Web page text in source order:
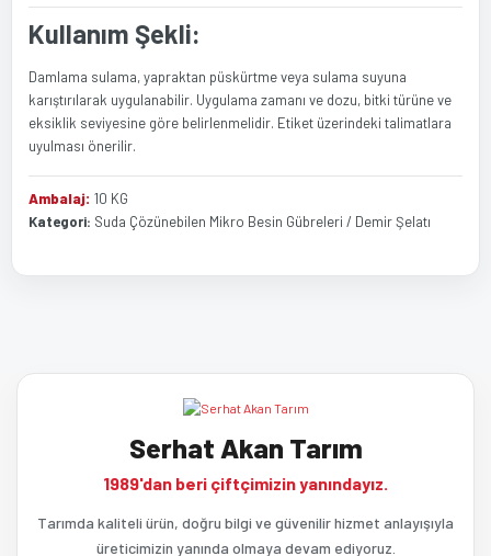
Kullanım Şekli:
Damlama sulama, yapraktan püskürtme veya sulama suyuna
karıştırılarak uygulanabilir. Uygulama zamanı ve dozu, bitki türüne ve
eksiklik seviyesine göre belirlenmelidir. Etiket üzerindeki talimatlara
uyulması önerilir.
Ambalaj: 10 KG
Kategori: Suda Çözünebilen Mikro Besin Gübreleri / Demir Şelatı
Yorum Yaz
Görüş ve önerileriniz için teşekkür ederiz.
Ürün resmi kalitesiz, bozuk veya görüntülenemiyor.
Ürün açıklamasında eksik bilgiler bulunuyor.
Serhat Akan Tarım
1989'dan beri çiftçimizin yanındayız.
Tarımda kaliteli ürün, doğru bilgi ve güvenilir hizmet anlayışıyla
üreticimizin yanında olmaya devam ediyoruz.